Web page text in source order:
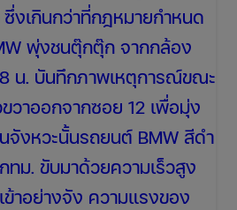
งเกินกว่าที่กฎหมายกำหนด
พุ่งชนตุ๊กตุ๊ก จากกล้อง
น. บันทึกภาพเหตุการณ์ขณะ
วาออกจากซอย 12 เพื่อมุ่ง
จังหวะนั้นรถยนต์ BMW สีดำ
ทม. ขับมาด้วยความเร็วสูง
าอย่างจัง ความแรงของ